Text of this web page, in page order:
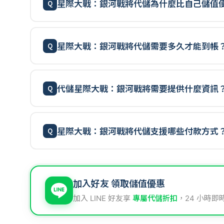
星際大戰：銀河戰將代儲為什麼比自己儲值
星際大戰：銀河戰將代儲需要多久才能到帳
代儲星際大戰：銀河戰將需要提供什麼資訊
星際大戰：銀河戰將代儲支援哪些付款方式
加入好友 領取儲值優惠
加入 LINE 好友享 專屬代儲折扣 ，24 小時即